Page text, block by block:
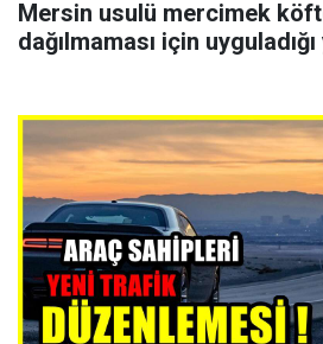
Mersin usulü mercimek
dağılmaması için